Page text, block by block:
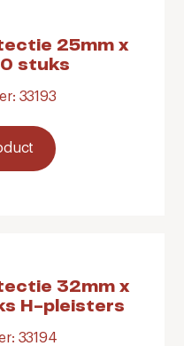
25mm x
stuks
33193
32mm x
H-pleisters
33194